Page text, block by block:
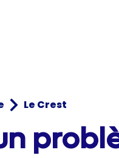
Le Crest